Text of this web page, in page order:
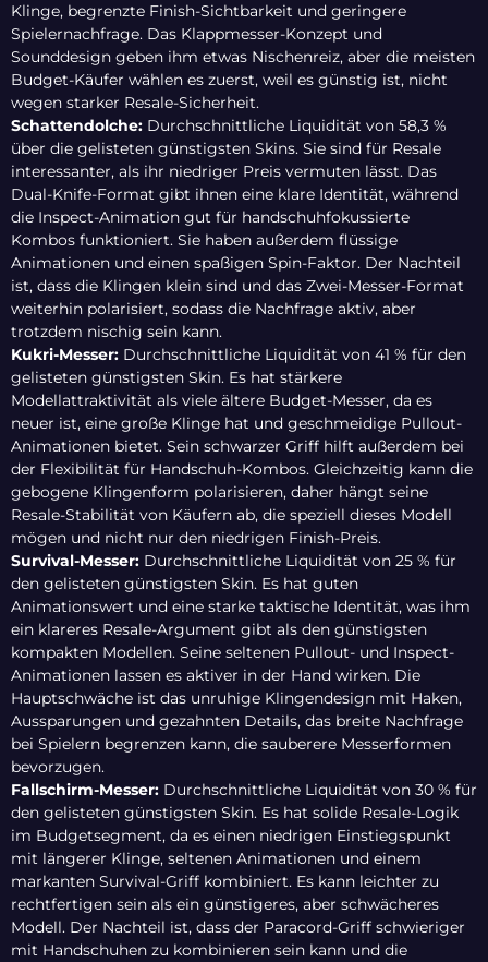
Klinge, begrenzte Finish-Sichtbarkeit und geringere
Spielernachfrage. Das Klappmesser-Konzept und
Sounddesign geben ihm etwas Nischenreiz, aber die meisten
Budget-Käufer wählen es zuerst, weil es günstig ist, nicht
wegen starker Resale-Sicherheit.
Schattendolche: Durchschnittliche Liquidität von 58,3 %
über die gelisteten günstigsten Skins. Sie sind für Resale
interessanter, als ihr niedriger Preis vermuten lässt. Das
Dual-Knife-Format gibt ihnen eine klare Identität, während
die Inspect-Animation gut für handschuhfokussierte
Kombos funktioniert. Sie haben außerdem flüssige
Animationen und einen spaßigen Spin-Faktor. Der Nachteil
ist, dass die Klingen klein sind und das Zwei-Messer-Format
weiterhin polarisiert, sodass die Nachfrage aktiv, aber
trotzdem nischig sein kann.
Kukri-Messer: Durchschnittliche Liquidität von 41 % für den
gelisteten günstigsten Skin. Es hat stärkere
Modellattraktivität als viele ältere Budget-Messer, da es
neuer ist, eine große Klinge hat und geschmeidige Pullout-
Animationen bietet. Sein schwarzer Griff hilft außerdem bei
der Flexibilität für Handschuh-Kombos. Gleichzeitig kann die
gebogene Klingenform polarisieren, daher hängt seine
Resale-Stabilität von Käufern ab, die speziell dieses Modell
mögen und nicht nur den niedrigen Finish-Preis.
Survival-Messer: Durchschnittliche Liquidität von 25 % für
den gelisteten günstigsten Skin. Es hat guten
Animationswert und eine starke taktische Identität, was ihm
ein klareres Resale-Argument gibt als den günstigsten
kompakten Modellen. Seine seltenen Pullout- und Inspect-
Animationen lassen es aktiver in der Hand wirken. Die
Hauptschwäche ist das unruhige Klingendesign mit Haken,
Aussparungen und gezahnten Details, das breite Nachfrage
bei Spielern begrenzen kann, die sauberere Messerformen
bevorzugen.
Fallschirm-Messer: Durchschnittliche Liquidität von 30 % für
den gelisteten günstigsten Skin. Es hat solide Resale-Logik
im Budgetsegment, da es einen niedrigen Einstiegspunkt
mit längerer Klinge, seltenen Animationen und einem
markanten Survival-Griff kombiniert. Es kann leichter zu
rechtfertigen sein als ein günstigeres, aber schwächeres
Modell. Der Nachteil ist, dass der Paracord-Griff schwieriger
mit Handschuhen zu kombinieren sein kann und die